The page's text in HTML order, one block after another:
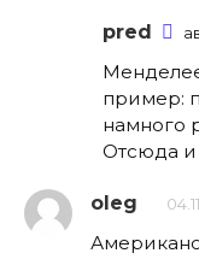
pred
пример:
намного
Отсюда и
oleg